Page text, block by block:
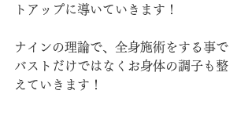
トアップに導いていきます！
ナインの理論で、全身施術をする事で
バストだけではなくお身体の調子も整
えていきます！